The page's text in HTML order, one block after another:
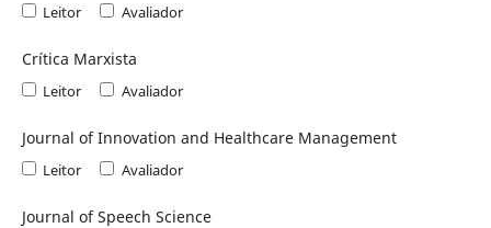
Leitor Avaliador
Crítica Marxista
Leitor Avaliador
Journal of Innovation and Healthcare Management
Leitor Avaliador
Journal of Speech Science